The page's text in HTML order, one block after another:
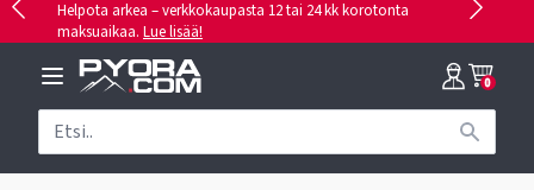
Helpota arkea – verkkokaupasta 12 tai 24 kk korotonta
maksuaikaa. Lue lisää!
0